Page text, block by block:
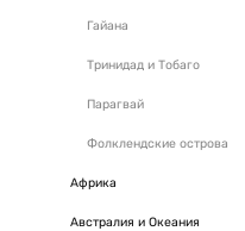
Гайана
Тринидад и Тобаго
Парагвай
Фолклендские острова
Африка
Австралия и Океания